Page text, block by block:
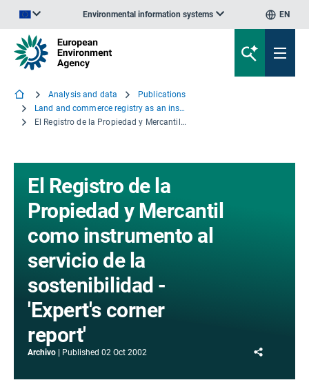
Environmental information systems EN
Analysis and data
Publications
Land and commerce registry as an instrument for sustainability
El Registro de la Propiedad y Mercantil como instrumento al servicio de la sostenibilidad - 'Expert's corner report'
El Registro de la
Propiedad y Mercantil
como instrumento al
servicio de la
sostenibilidad -
'Expert's corner
report'
Archivo Published 02 Oct 2002